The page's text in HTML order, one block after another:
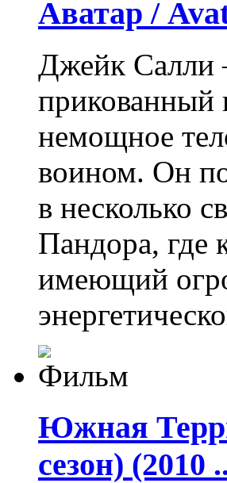
Аватар /
Джейк Салли
прикованный
немощное
воином. Он
в несколько
Пандора, где
имеющий
Южная
сезон) (2010